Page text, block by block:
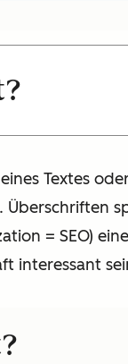
Textes
= SEO)
interessant